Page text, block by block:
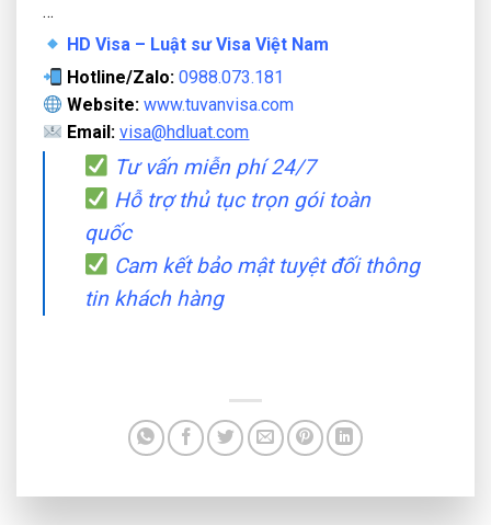
…
HD Visa – Luật sư Visa Việt Nam
Hotline/Zalo: 0988.073.181
Website: www.tuvanvisa.com
Email: visa@hdluat.com
Tư vấn miễn phí 24/7
Hỗ trợ thủ tục trọn gói toàn
quốc
Cam kết bảo mật tuyệt đối thông
tin khách hàng